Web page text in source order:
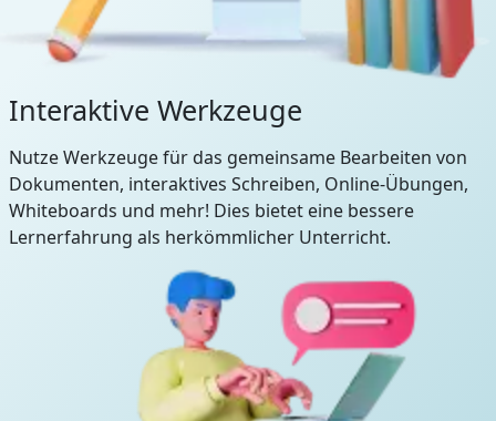
Interaktive Werkzeuge
Nutze Werkzeuge für das gemeinsame Bearbeiten von
Dokumenten, interaktives Schreiben, Online-Übungen,
Whiteboards und mehr! Dies bietet eine bessere
Lernerfahrung als herkömmlicher Unterricht.